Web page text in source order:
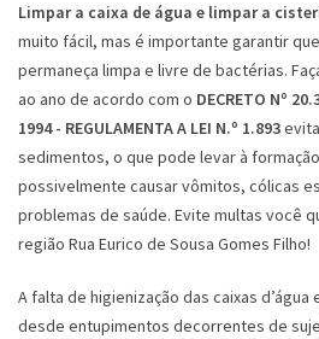
Limpar a caixa de água e limpar a
muito fácil, mas é importante garantir
permaneça limpa e livre de bactérias.
ao ano de acordo com o DECRETO Nº
1994 - REGULAMENTA A LEI N.º 1.893
sedimentos, o que pode levar à
possivelmente causar vômitos, cólicas
problemas de saúde. Evite multas você
região Rua Eurico de Sousa Gomes Filho!
A falta de higienização das caixas
desde entupimentos decorrentes de